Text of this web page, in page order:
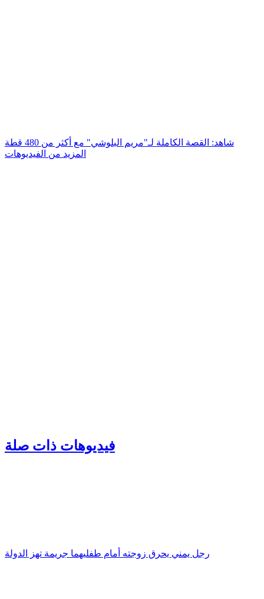
شاهد: القصة الكاملة لـ"مريم البلوشي" مع أكثر من 480 قطة
المزيد من الفيديوهات
فيديوهات ذات صلة
رجل يمني يحرق زوجته أمام طفليهما جريمة تهز الدولة